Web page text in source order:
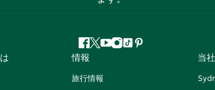
フ
ェ
イ
ス
ツ
ッ
ユ イ テ
ピ
情報
旅行情報
当